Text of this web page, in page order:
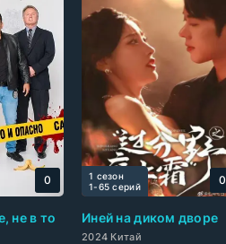
не в то
0
Иней на диком дворе
2024 Китай
1 сезон
1-65 cерий
0